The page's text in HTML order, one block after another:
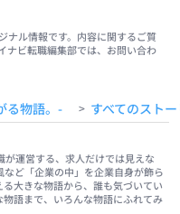
ナル情報です。内容に関するご質
ナビ転職編集部では、お問い合わ
る物語。- > すべてのスト
運営する、求人だけでは見えな
ど「企業の中」を企業自身が飾ら
大きな物語から、誰も気づいてい
語まで、いろんな物語にふれてみ